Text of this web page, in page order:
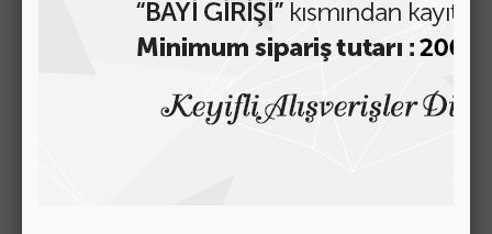
C-08 ÇOCUK SIRT ÇANTASI
Fiyatı Görmek için Tıklayın